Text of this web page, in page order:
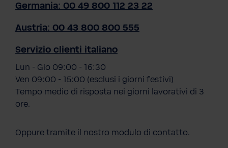
Germania: 00 49 800 112 23 22
Austria: 00 43 800 800 555
Servizio clienti italiano
Lun - Gio 09:00 - 16:30
Ven 09:00 - 15:00 (esclusi i giorni festivi)
Tempo medio di risposta nei giorni lavorativi di 3
ore.
Oppure tramite il nostro modulo di contatto.